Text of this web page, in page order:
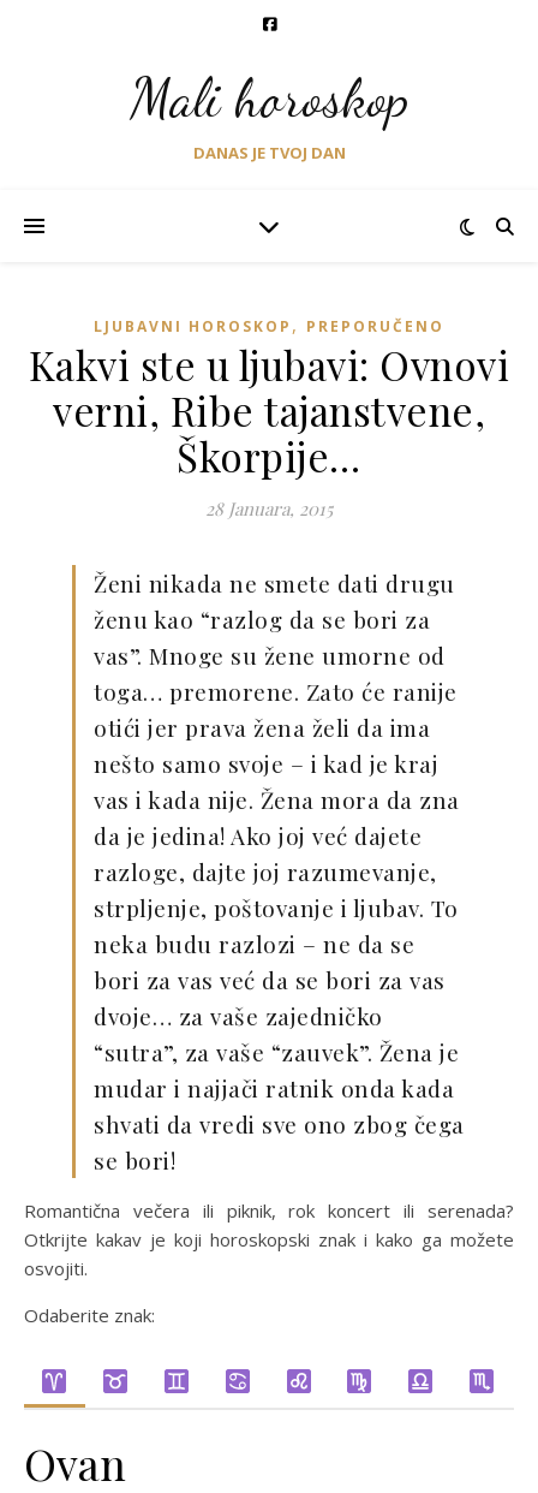
Mali horoskop
DANAS JE TVOJ DAN
LJUBAVNI HOROSKOP , PREPORUČENO
Kakvi ste u ljubavi: Ovnovi
verni, Ribe tajanstvene,
Škorpije…
28 Januara, 2015
Ženi nikada ne smete dati drugu
ženu kao “razlog da se bori za
vas”. Mnoge su žene umorne od
toga… premorene. Zato će ranije
otići jer prava žena želi da ima
nešto samo svoje – i kad je kraj
vas i kada nije. Žena mora da zna
da je jedina! Ako joj već dajete
razloge, dajte joj razumevanje,
strpljenje, poštovanje i ljubav. To
neka budu razlozi – ne da se
bori za vas već da se bori za vas
dvoje… za vaše zajedničko
“sutra”, za vaše “zauvek”. Žena je
mudar i najjači ratnik onda kada
shvati da vredi sve ono zbog čega
se bori!
Romantična večera ili piknik, rok koncert ili serenada?
Otkrijte kakav je koji horoskopski znak i kako ga možete
osvojiti.
Odaberite znak:
Ovan